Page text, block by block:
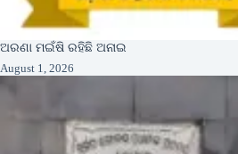
ଅରଣା ମଇଁଷି ରହିଛି ଅନାଇ
August 1, 2026